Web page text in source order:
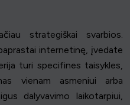
strategiškai svarbios.
internetinę, įvedate
turi specifines taisykles,
vienam asmeniui arba
dalyvavimo laikotarpiui,